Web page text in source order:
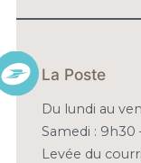
La Poste
Du lundi au
Samedi : 9h30
Levée du